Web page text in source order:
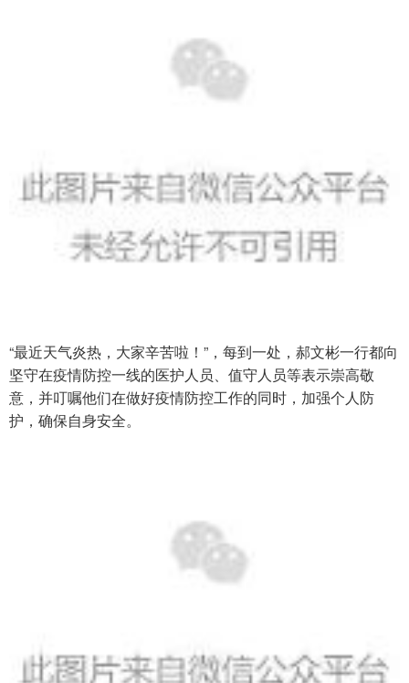
“最近天气炎热，大家辛苦啦！”，每到一处，郝文彬一行都向
坚守在疫情防控一线的医护人员、值守人员等表示崇高敬
意，并叮嘱他们在做好疫情防控工作的同时，加强个人防
护，确保自身安全。